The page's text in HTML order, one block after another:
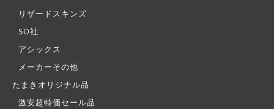
リザードスキンズ
SO社
アシックス
メーカーその他
たまきオリジナル品
激安超特価セール品